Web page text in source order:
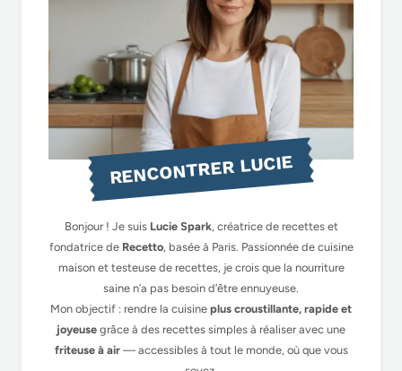
RENCONTRER LUCIE
Bonjour ! Je suis Lucie Spark, créatrice de recettes et
fondatrice de Recetto, basée à Paris. Passionnée de cuisine
maison et testeuse de recettes, je crois que la nourriture
saine n’a pas besoin d’être ennuyeuse.
Mon objectif : rendre la cuisine plus croustillante, rapide et
joyeuse grâce à des recettes simples à réaliser avec une
friteuse à air— accessibles à tout le monde, où que vous